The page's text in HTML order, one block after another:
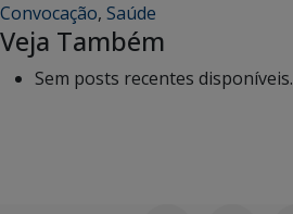
Convocação, Saúde
Veja Também
Sem posts recentes disponíveis.